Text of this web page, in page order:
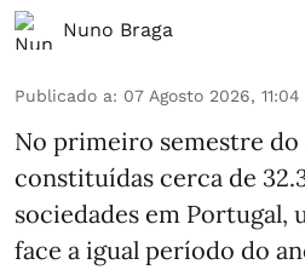
Nuno Braga
Publicado a: 07 Agosto 2026, 11:04
No primeiro semestre
constituídas cerca de
sociedades em Portugal,
face a igual período do